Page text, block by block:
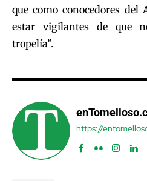
que como conocedores del
estar vigilantes de que
tropelía”.
https://